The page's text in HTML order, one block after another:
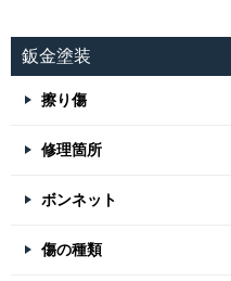
鈑金塗装
擦り傷
修理箇所
ボンネット
傷の種類